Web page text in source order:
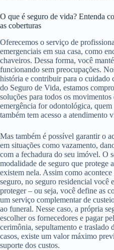
O que é seguro de vida? Entenda
as coberturas
Oferecemos o serviço de
emergenciais em sua casa, como
chaveiros. Dessa forma, você
funcionando sem preocupações.
história e contribuir para o cuidado
do Seguro de Vida, estamos
soluções para todos os movimentos
emergência for odontológica, quem
também tem acesso a atendimento
Mas também é possível garantir o
em situações como vazamento,
com a fechadura do seu imóvel. O
modalidade de seguro que protege
existem nela. Assim como
seguro, no seguro residencial você
proteger – ou seja, você define as
um serviço complementar de
ao funeral. Nesse caso, a própria
escolher os fornecedores e pagar
cerimônia, sepultamento e traslado
casos, existe um valor máximo
suporte dos custos.